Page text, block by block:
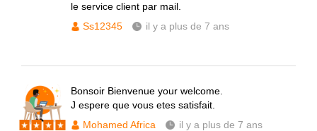
le service client par mail.
Ss12345
il y a plus de 7 ans
Bonsoir Bienvenue your welcome.
J espere que vous etes satisfait.
Mohamed Africa
il y a plus de 7 ans